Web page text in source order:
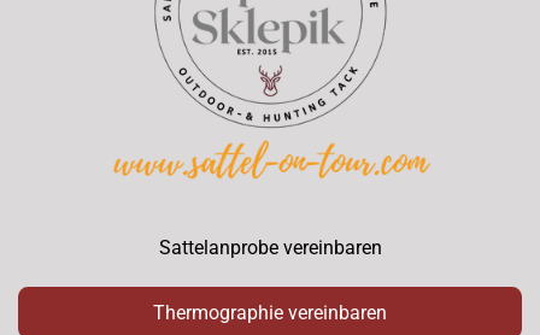
Sattelanprobe vereinbaren
Thermographie vereinbaren